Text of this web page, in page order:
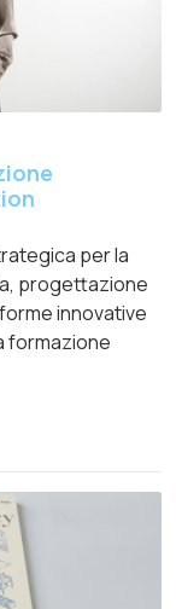
per la
progettazione
innovative
formazione